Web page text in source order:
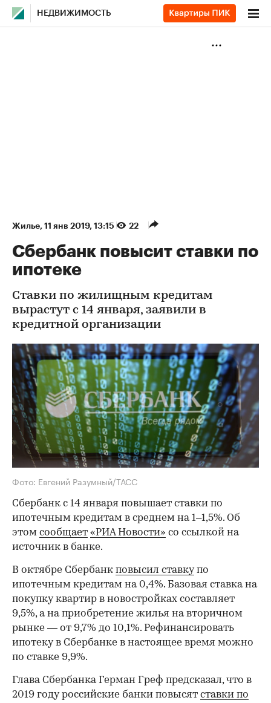
НЕДВИЖИМОСТЬ
Жилье⁠, 11 янв 2019, 13:15 22
Сбербанк повысит ставки по
ипотеке
Ставки по жилищным кредитам
вырастут с 14 января, заявили в
кредитной организации
Фото: Евгений Разумный/ТАСС
Сбербанк с 14 января повышает ставки по
ипотечным кредитам в среднем на 1–1,5%. Об
этом сообщает «РИА Новости» со ссылкой на
источник в банке.
В октябре Сбербанк повысил ставкупо
ипотечным кредитам на 0,4%. Базовая ставка на
покупку квартир в новостройках составляет
9,5%, а на приобретение жилья на вторичном
рынке — от 9,7% до 10,1%. Рефинансировать
ипотеку в Сбербанке в настоящее время можно
по ставке 9,9%.
Глава Сбербанка Герман Греф предсказал, что в
2019 году российские банки повысят ставки по